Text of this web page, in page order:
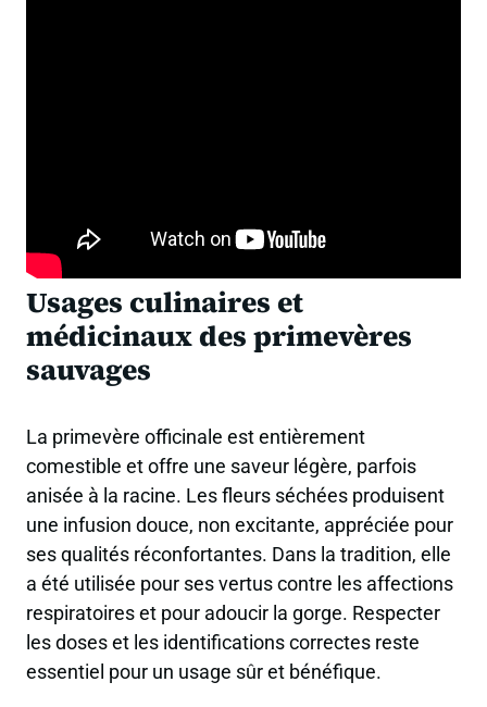
Usages culinaires et
médicinaux des primevères
sauvages
La primevère officinale est entièrement
comestible et offre une saveur légère, parfois
anisée à la racine. Les fleurs séchées produisent
une infusion douce, non excitante, appréciée pour
ses qualités réconfortantes. Dans la tradition, elle
a été utilisée pour ses vertus contre les affections
respiratoires et pour adoucir la gorge. Respecter
les doses et les identifications correctes reste
essentiel pour un usage sûr et bénéfique.